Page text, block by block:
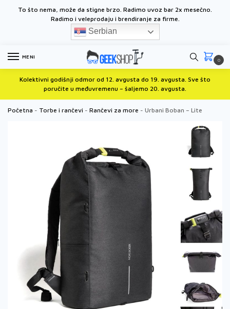
To što nema, može da stigne brzo. Radimo uvoz bar 2x mesečno.
Radimo i veleprodaju i brendiranje za firme.
Serbian
MENI
0
Kolektivni godišnji odmor od 12. avgusta do 19. avgusta. Sve što
poručite u međuvremenu – šaljemo 20. avgusta.
Početna - Torbe i rančevi - Rančevi za more - Urbani Boban – Lite